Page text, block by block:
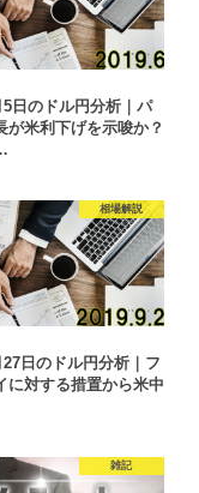
5日のドル円分析｜パ
が米利下げを示唆か？
相場解説
日のドル円分析｜フ
に対する措置から米中
雑記